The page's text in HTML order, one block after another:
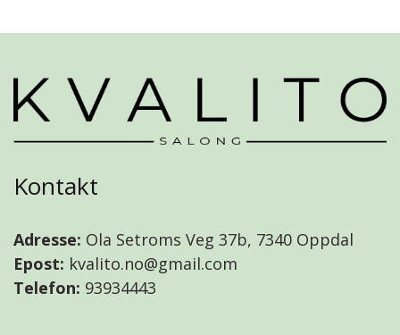
Kontakt
Adresse: Ola Setroms Veg 37b, 7340 Oppdal
Epost: kvalito.no@gmail.com
Telefon: 93934443